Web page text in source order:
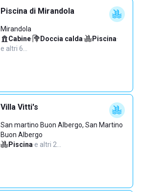
Piscina di Mirandola
Mirandola
Cabine· Doccia calda· Piscina·
e altri 6…
Villa Vitti's
San martino Buon Albergo, San Martino
Buon Albergo
Piscina·e altri 2…